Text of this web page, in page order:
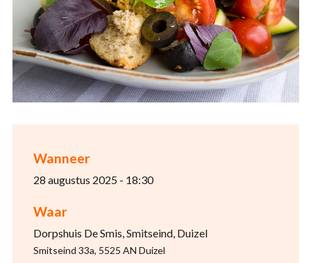
Wanneer
28 augustus 2025 - 18:30
Waar
Dorpshuis De Smis, Smitseind, Duizel
Smitseind 33a, 5525 AN Duizel